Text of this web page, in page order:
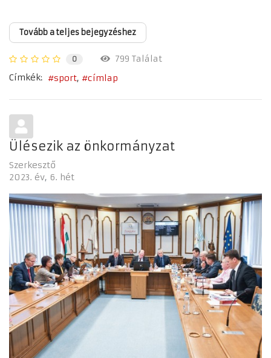
Tovább a teljes bejegyzéshez
0
799 Találat
Címkék:
sport címlap
Ülésezik az önkormányzat
Szerkesztő
2023. év 6. hét